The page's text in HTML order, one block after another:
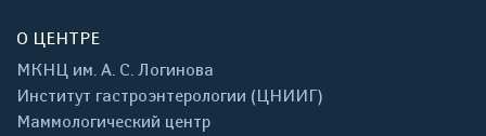
О ЦЕНТРЕ
МКНЦ им. А. С. Логинова
Институт гастроэнтерологии (ЦНИИГ)
Маммологический центр